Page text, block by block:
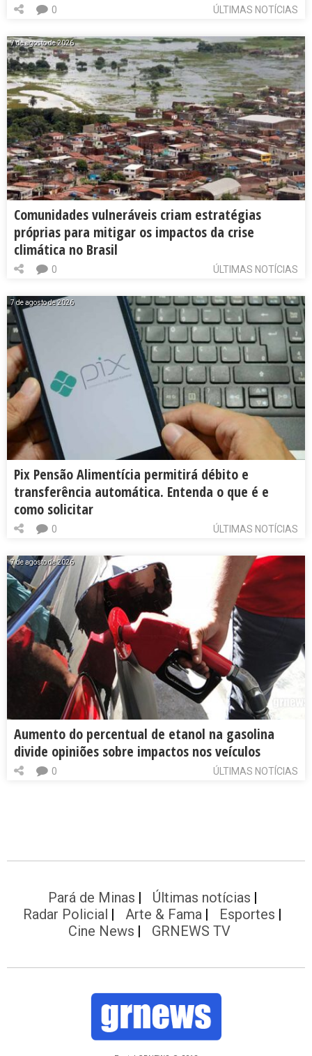
ÚLTIMAS NOTÍCIAS
0
7 de agosto de 2026
Comunidades vulneráveis criam estratégias
próprias para mitigar os impactos da crise
climática no Brasil
ÚLTIMAS NOTÍCIAS
0
7 de agosto de 2026
Pix Pensão Alimentícia permitirá débito e
transferência automática. Entenda o que é e
como solicitar
ÚLTIMAS NOTÍCIAS
0
7 de agosto de 2026
Aumento do percentual de etanol na gasolina
divide opiniões sobre impactos nos veículos
ÚLTIMAS NOTÍCIAS
0
Pará de Minas
Últimas notícias
Radar Policial
Arte & Fama
Esportes
Cine News
GRNEWS TV